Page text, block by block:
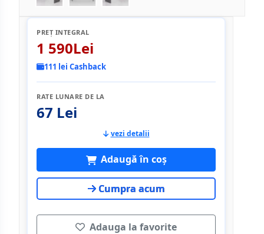
PREȚ INTEGRAL
1 590Lei
111 lei Cashback
RATE LUNARE DE LA
67 Lei
vezi detalii
Adaugă în coș
Cumpra acum
Adauga la favorite